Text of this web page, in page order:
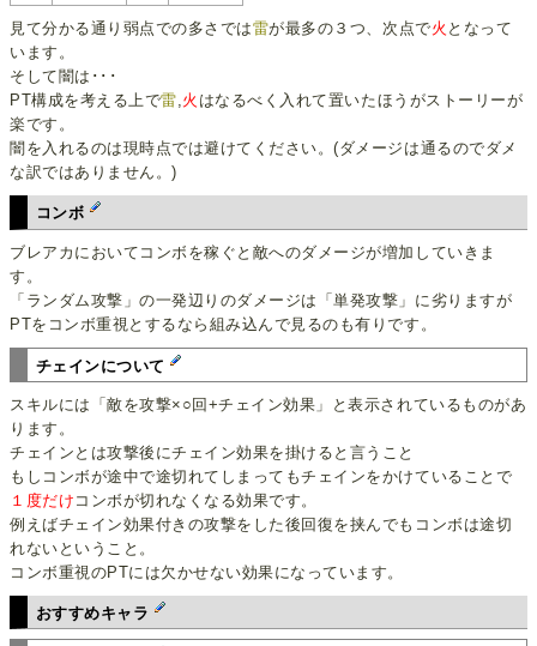
見て分かる通り弱点での多さでは雷が最多の３つ、次点で火 となって
います。
そして闇は･･･
PT構成を考える上で雷,火 はなるべく入れて置いたほうがストーリーが
楽です。
闇を入れるのは現時点では避けてください。(ダメージは通るのでダメ
な訳ではありません。)
コンボ
ブレアカにおいてコンボを稼ぐと敵へのダメージが増加していきま
す。
「ランダム攻撃」の一発辺りのダメージは「単発攻撃」に劣りますが
PTをコンボ重視とするなら組み込んで見るのも有りです。
チェインについて
スキルには「敵を攻撃×○回+チェイン効果」と表示されているものがあ
ります。
チェインとは攻撃後にチェイン効果を掛けると言うこと
もしコンボが途中で途切れてしまってもチェインをかけていることで
１度だけ コンボが切れなくなる効果です。
例えばチェイン効果付きの攻撃をした後回復を挟んでもコンボは途切
れないということ。
コンボ重視のPTには欠かせない効果になっています。
おすすめキャラ